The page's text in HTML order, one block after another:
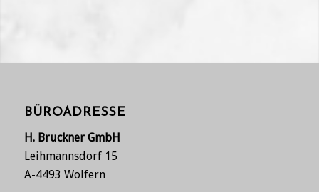
BÜROADRESSE
H. Bruckner GmbH
Leihmannsdorf 15
A-4493 Wolfern